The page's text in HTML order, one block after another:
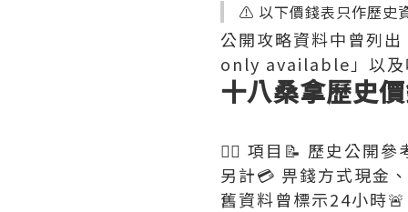
⚠️ 以下價錢表只作歷史
公開攻略資料中曾列
only available」以及
十八桑拿歷史
💆‍♂️ 項目📝 歷史公開
另計💳 畀錢方式現金
舊資料曾標示24小時